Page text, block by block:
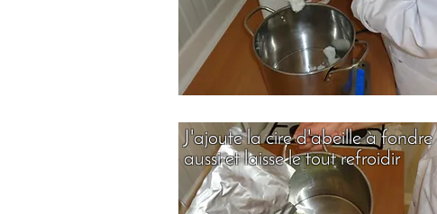
J'ajoute la cire d'abeille à fondre
aussi et laisse le tout refroidir